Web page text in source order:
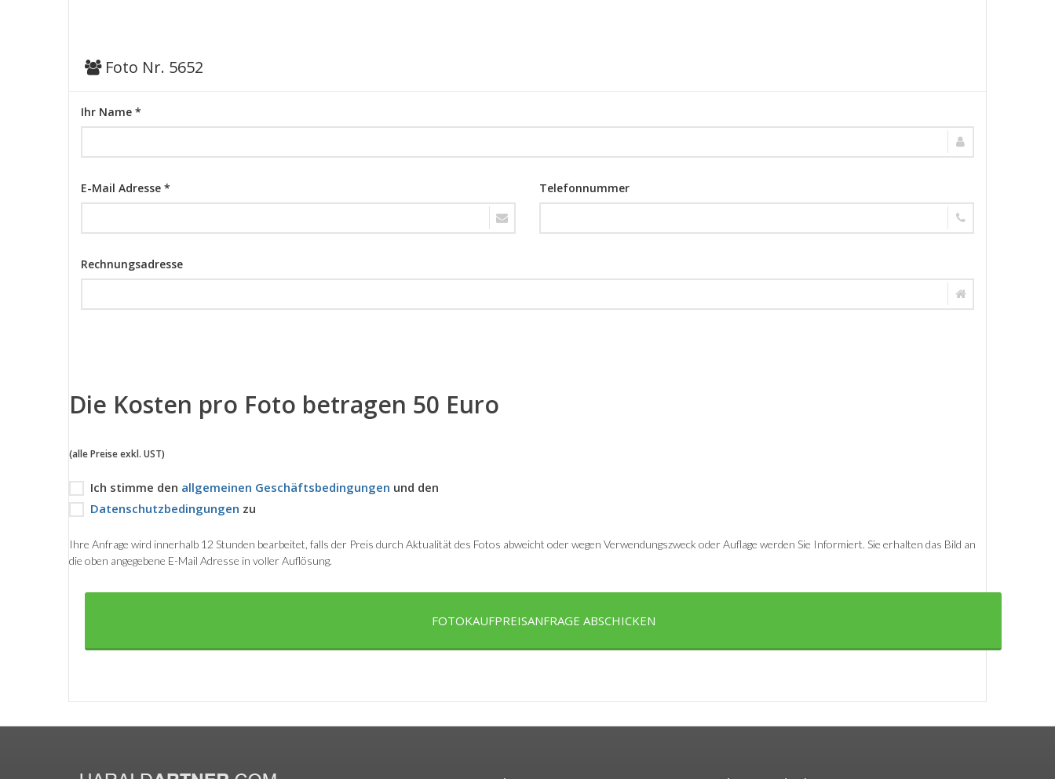
Foto Nr. 5652
Ihr Name *
E-Mail Adresse * Telefonnummer
Rechnungsadresse
Die Kosten pro Foto betragen 50 Euro
(alle Preise exkl. UST)
Ich stimme den allgemeinen Geschäftsbedingungen und den
Datenschutzbedingungen zu
Ihre Anfrage wird innerhalb 12 Stunden bearbeitet, falls der Preis durch Aktualität des Fotos abweicht oder wegen Verwendungszweck oder Auflage werden Sie Informiert. Sie erhalten das Bild an
die oben angegebene E-Mail Adresse in voller Auflösung.
FOTOKAUFPREISANFRAGE ABSCHICKEN